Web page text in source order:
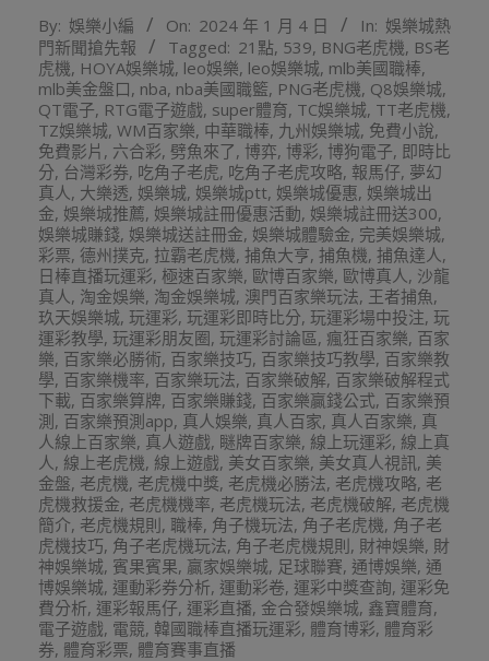
01-
04
By: 娛樂小編 On: 2024 年 1 月 4 日 In: 娛樂城熱
門新聞搶先報
Tagged: 21點, 539, BNG老虎機, BS老
虎機, HOYA娛樂城, leo娛樂, leo娛樂城, mlb美國職棒,
mlb美金盤口, nba, nba美國職籃, PNG老虎機, Q8娛樂城,
QT電子, RTG電子遊戲, super體育, TC娛樂城, TT老虎機,
TZ娛樂城, WM百家樂, 中華職棒, 九州娛樂城, 免費小說,
免費影片 , 六合彩, 劈魚來了, 博弈, 博彩, 博狗電子, 即時比
分, 台灣彩券, 吃角子老虎, 吃角子老虎攻略, 報馬仔, 夢幻
真人, 大樂透, 娛樂城, 娛樂城ptt, 娛樂城優惠, 娛樂城出
金, 娛樂城推薦, 娛樂城註冊優惠活動, 娛樂城註冊送300,
娛樂城賺錢, 娛樂城送註冊金, 娛樂城體驗金, 完美娛樂城,
彩票, 德州撲克, 拉霸老虎機, 捕魚大亨, 捕魚機, 捕魚達人,
日棒直播玩運彩, 極速百家樂, 歐博百家樂, 歐博真人, 沙龍
真人, 淘金娛樂, 淘金娛樂城, 澳門百家樂玩法, 王者捕魚,
玖天娛樂城, 玩運彩, 玩運彩即時比分, 玩運彩場中投注, 玩
運彩教學, 玩運彩朋友圈, 玩運彩討論區, 瘋狂百家樂, 百家
樂, 百家樂必勝術, 百家樂技巧, 百家樂技巧教學, 百家樂教
學, 百家樂機率, 百家樂玩法, 百家樂破解, 百家樂破解程式
下載, 百家樂算牌, 百家樂賺錢, 百家樂贏錢公式, 百家樂預
測 , 百家樂預測app, 真人娛樂, 真人百家, 真人百家樂, 真
人線上百家樂, 真人遊戲, 瞇牌百家樂, 線上玩運彩, 線上真
人, 線上老虎機, 線上遊戲, 美女百家樂, 美女真人視訊, 美
金盤, 老虎機, 老虎機中獎, 老虎機必勝法, 老虎機攻略, 老
虎機救援金, 老虎機機率, 老虎機玩法, 老虎機破解, 老虎機
簡介, 老虎機規則, 職棒, 角子機玩法, 角子老虎機, 角子老
虎機技巧, 角子老虎機玩法, 角子老虎機規則, 財神娛樂, 財
神娛樂城, 賓果賓果, 贏家娛樂城, 足球聯賽, 通博娛樂, 通
博娛樂城, 運動彩券分析, 運動彩卷, 運彩中獎查詢, 運彩免
費分析, 運彩報馬仔, 運彩直播, 金合發娛樂城, 鑫寶體育,
電子遊戲, 電競, 韓國職棒直播玩運彩, 體育博彩, 體育彩
券, 體育彩票, 體育賽事直播